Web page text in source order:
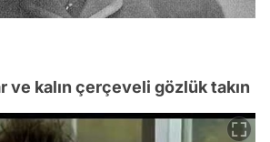
ve kalın çerçeveli gözlük takın